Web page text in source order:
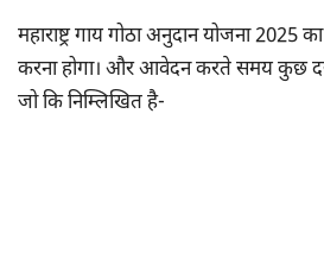
महाराष्ट्र गाय गोठा अनुदान योजना
करना होगा। और आवेदन करते समय कुछ
जो कि निम्लिखित है-